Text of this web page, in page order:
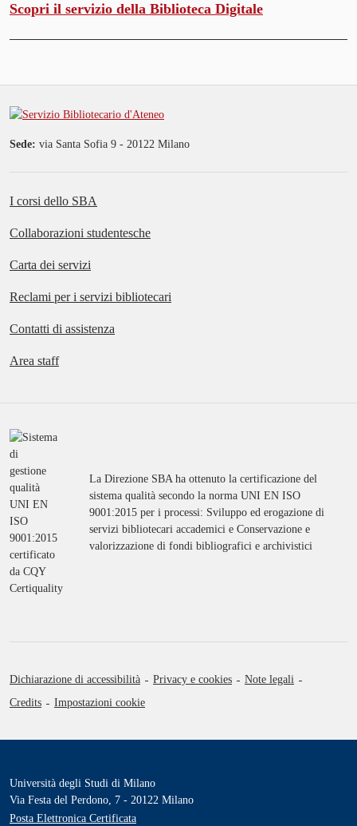
Online il video dedicato all'Assistente
di Ricerca del catalogo Minerva
29 luglio 2026
Corso
informative
17 luglio 2026
Scopri il servizio della Biblioteca Digitale
Sede: via Santa Sofia 9 - 20122 Milano
I corsi dello SBA
Collaborazioni studentesche
Carta dei servizi
Reclami per i servizi bibliotecari
Contatti di assistenza
Area staff
La Direzione SBA ha ottenuto la certificazione del
sistema qualità secondo la norma UNI EN ISO
9001:2015 per i processi: Sviluppo ed erogazione di
servizi bibliotecari accademici e Conservazione e
valorizzazione di fondi bibliografici e archivistici
Dichiarazione di accessibilità Privacy e cookies
Note legali
Credits
Impostazioni cookie
Università degli Studi di Milano
Via Festa del Perdono, 7 - 20122 Milano
Posta Elettronica Certificata